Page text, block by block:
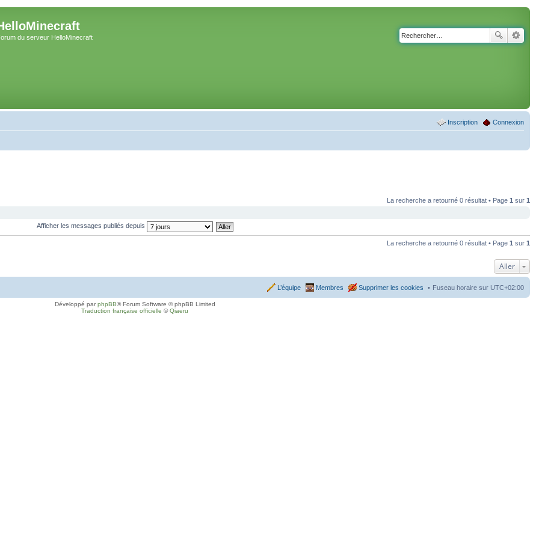
du serveur HelloMinecraft
Connexion
Inscription
La recherche a retourné 0 résultat • Page 1 sur 1
Afficher les messages publiés depuis
La recherche a retourné 0 résultat • Page 1 sur 1
Aller
Fuseau horaire sur UTC+02:00
Supprimer les cookies
Membres
L’équipe
Développé parphpBB® Forum Software © phpBB Limited
Traduction française officielle ©Qiaeru